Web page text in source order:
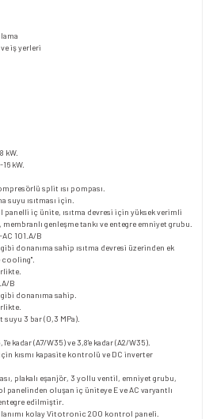
iş yerleri
kW.
kW.
split ısı pompası.
suyu ısıtması için.
iç ünite, ısıtma devresi için yüksek verimli
genleşme tankı ve entegre emniyet grubu.
101.A/B
donanıma sahip ısıtma devresi üzerinden ek
B
donanıma sahip.
suyu 3 bar (0,3 MPa).
kadar (A7/W35) ve 3,8'e kadar (A2/W35).
kısmı kapasite kontrolü ve DC inverter
plakalı eşanjör, 3 yollu ventil, emniyet grubu,
panelinden oluşan iç üniteye E ve AC varyantlı
edilmiştir.
kolay Vitotronic 200 kontrol paneli.